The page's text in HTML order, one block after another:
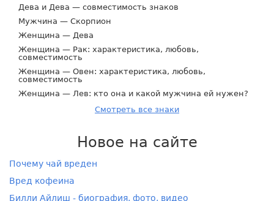
Дева и Дева — совместимость знаков
Мужчина — Скорпион
Женщина — Дева
Женщина — Рак: характеристика, любовь,
совместимость
Женщина — Овен: характеристика, любовь,
совместимость
Женщина — Лев: кто она и какой мужчина ей нужен?
Смотреть все знаки
Новое на сайте
Почему чай вреден
Вред кофеина
Билли Айлиш - биография, фото, видео